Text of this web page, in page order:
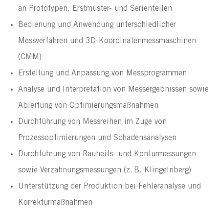
an Prototypen, Erstmuster- und Serienteilen
Bedienung und Anwendung unterschiedlicher
Messverfahren und 3D-Koordinatenmessmaschinen
(CMM)
Erstellung und Anpassung von Messprogrammen
Analyse und Interpretation von Messergebnissen sowie
Ableitung von Optimierungsmaßnahmen
Durchführung von Messreihen im Zuge von
Prozessoptimierungen und Schadensanalysen
Durchführung von Rauheits- und Konturmessungen
sowie Verzahnungsmessungen (z. B. Klingelnberg)
Unterstützung der Produktion bei Fehleranalyse und
Korrekturmaßnahmen